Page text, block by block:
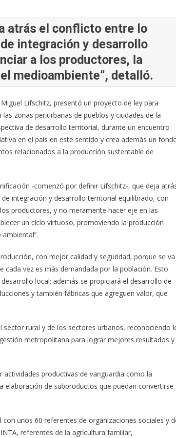
atrás el conflicto entre lo
integración y desarrollo
a los productores, la
medioambiente”, detalló.
Lifschitz, presentó un proyecto de ley para
zonas periurbanas de pueblos y ciudades de la
de desarrollo territorial, durante un encuentro
en el país en este sentido y crea además un
relacionados a la producción sustentable de
-comenzó por definir Lifschitz-, que deja
integración y desarrollo territorial equilibrado, con
productores, y no meramente hacer eje en las
un ciclo virtuoso, promoviendo la producción
con mejor calidad y seguridad, porque se
vez es más demandada por la población. Esto
local; además se propiciará el desarrollo de
y también fábricas que agreguen valor, que
rural y de los sectores urbanos, reconociendo
metropolitana para lograr mejores resultados y
productivas de vanguardia como la
de subproductos que puedan convertirse
unos 60 referentes de organizaciones sociales y
referentes de la agricultura familiar,